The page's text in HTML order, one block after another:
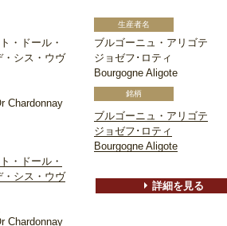
・ドール・
・シス・ウヴ
Chardonnay
・ドール・
・シス・ウヴ
Chardonnay
ブルゴーニュ・アリゴテ
ジョゼフ･ロティ
Bourgogne Aligote
ブルゴーニュ・アリゴテ
ジョゼフ･ロティ
Bourgogne Aligote
詳細を見る